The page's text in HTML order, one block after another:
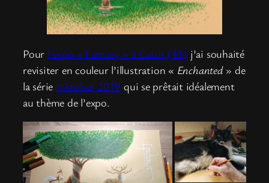
Pour l’expo « Fantasy » à Catus (46) j’ai souhaité
revisiter en couleur l’illustration « Enchanted» de
la série Inktober 2019 qui se prêtait idéalement
au thème de l’expo.